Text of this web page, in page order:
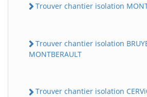
Trouver chantier isolation
Trouver chantier isolation
MONTBERAULT
Trouver chantier isolation